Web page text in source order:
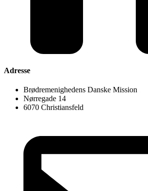
Adresse
Brødremenighedens Danske Mission
Nørregade 14
6070 Christiansfeld